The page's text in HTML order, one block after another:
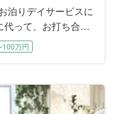
泊りデイサービスに
って、お打ち合わ
那様にご同席いた
をお務めになりま
亡くされたお父様
けるようなお別れに
100万円